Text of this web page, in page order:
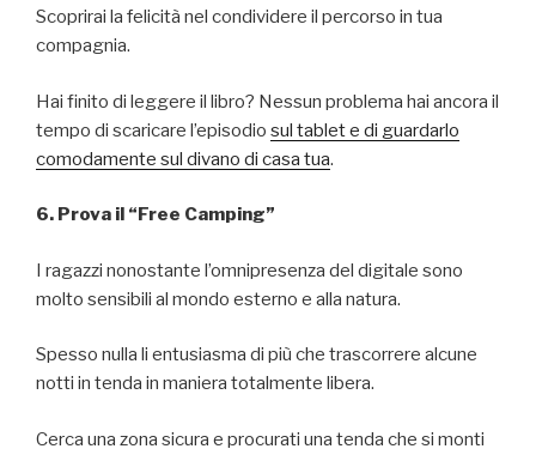
Scoprirai la felicità nel condividere il percorso in tua
compagnia.
Hai finito di leggere il libro? Nessun problema hai ancora il
tempo di scaricare l’episodio sul tablet e di guardarlo
comodamente sul divano di casa tua.
6. Prova il “Free Camping”
I ragazzi nonostante l’omnipresenza del digitale sono
molto sensibili al mondo esterno e alla natura.
Spesso nulla li entusiasma di più che trascorrere alcune
notti in tenda in maniera totalmente libera.
Cerca una zona sicura e procurati una tenda che si monti